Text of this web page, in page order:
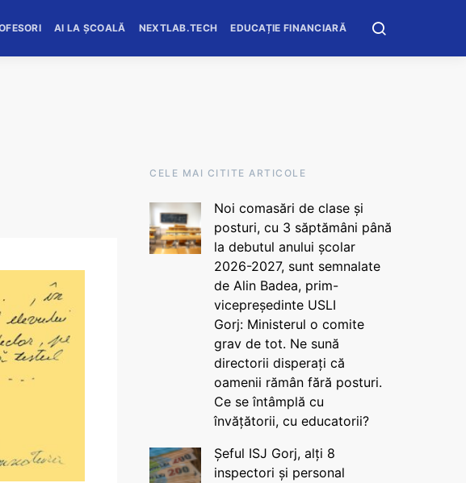
AI LA ȘCOALĂ NEXTLAB.TECH EDUCAȚIE FINANCIARĂ
CELE MAI CITITE ARTICOLE
Noi comasări de clase și
posturi, cu 3 săptămâni până
la debutul anului școlar
2026-2027, sunt semnalate
de Alin Badea, prim-
vicepreședinte USLI
Gorj: Ministerul o comite
grav de tot. Ne sună
directorii disperați că
oamenii rămân fără posturi.
Ce se întâmplă cu
învățătorii, cu educatorii?
Șeful ISJ Gorj, alți 8
inspectori și personal